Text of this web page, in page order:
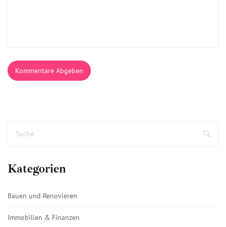
Kommentare Abgeben
Kategorien
Bauen und Renovieren
Immobilien & Finanzen